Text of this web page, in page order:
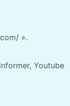
».
Youtube